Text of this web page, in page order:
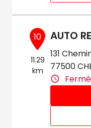
10
11.29
km
AUTO
131
77500